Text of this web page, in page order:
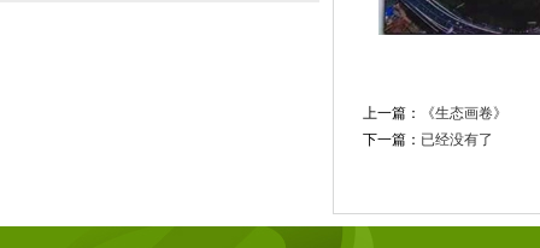
上一篇：
《生态画卷》
下一篇： 已经没有了